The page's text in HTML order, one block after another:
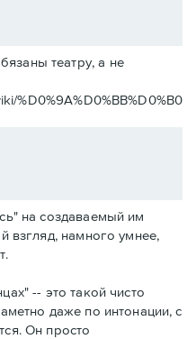
театру, а не
на создаваемый им
взгляд, намного умнее,
-- это такой чисто
даже по интонации, с
Он просто